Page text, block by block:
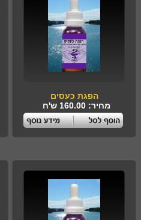
הפגת כעסים
מחיר: 160.00 ש'ח